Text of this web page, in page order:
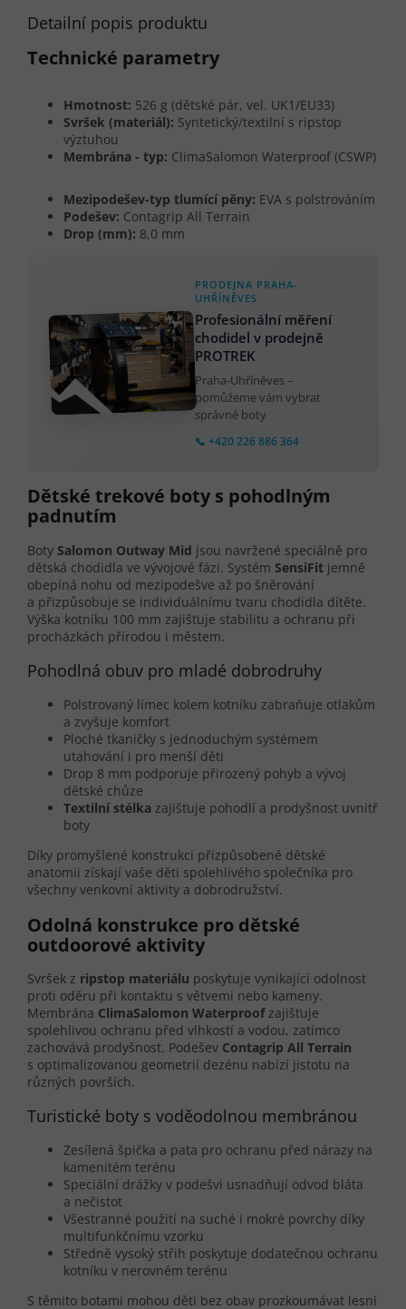
Detailní popis produktu
Technické parametry
Hmotnost: 526 g (dětské pár, vel. UK1/EU33)
Svršek (materiál): Syntetický/textilní s ripstop
výztuhou
Membrána - typ: ClimaSalomon Waterproof (CSWP)
Mezipodešev-typ tlumící pěny: EVA s polstrováním
Podešev: Contagrip All Terrain
Drop (mm): 8,0 mm
PRODEJNA PRAHA-
UHŘÍNĚVES
Profesionální měření
chodidel v prodejně
PROTREK
Praha-Uhříněves –
pomůžeme vám vybrat
správné boty
📞 +420 226 886 364
Dětské trekové boty s pohodlným
padnutím
Boty Salomon Outway Mid jsou navržené speciálně pro
dětská chodidla ve vývojové fázi. Systém SensiFit jemně
obepíná nohu od mezipodešve až po šněrování
a přizpůsobuje se individuálnímu tvaru chodidla dítěte.
Výška kotníku 100 mm zajišťuje stabilitu a ochranu při
procházkách přírodou i městem.
Pohodlná obuv pro mladé dobrodruhy
Polstrovaný límec kolem kotníku zabraňuje otlakům
a zvyšuje komfort
Ploché tkaničky s jednoduchým systémem
utahování i pro menší děti
Drop 8 mm podporuje přirozený pohyb a vývoj
dětské chůze
Textilní stélka zajišťuje pohodlí a prodyšnost uvnitř
boty
Díky promyšlené konstrukci přizpůsobené dětské
anatomii získají vaše děti spolehlivého společníka pro
všechny venkovní aktivity a dobrodružství.
Odolná konstrukce pro dětské
outdoorové aktivity
Svršek z ripstop materiálu poskytuje vynikající odolnost
proti oděru při kontaktu s větvemi nebo kameny.
Membrána ClimaSalomon Waterproofzajišťuje
spolehlivou ochranu před vlhkostí a vodou, zatímco
zachovává prodyšnost. Podešev Contagrip All Terrain
s optimalizovanou geometrií dezénu nabízí jistotu na
různých površích.
Turistické boty s voděodolnou membránou
Zesílená špička a pata pro ochranu před nárazy na
kamenitém terénu
Speciální drážky v podešvi usnadňují odvod bláta
a nečistot
Všestranné použití na suché i mokré povrchy díky
multifunkčnímu vzorku
Středně vysoký střih poskytuje dodatečnou ochranu
kotníku v nerovném terénu
S těmito botami mohou děti bez obav prozkoumávat lesní